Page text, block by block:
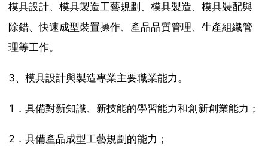
模具設計、模具製造工藝規劃、模具製造、模具裝配與
除錯、快速成型裝置操作、產品品質管理、生產組織管
理等工作。
3、模具設計與製造專業主要職業能力。
1．具備對新知識、新技能的學習能力和創新創業能力；
2．具備產品成型工藝規劃的能力；